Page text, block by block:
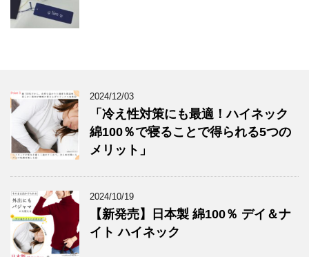
2024/12/03
「冷え性対策にも最適！ハイネック
綿100％で寝ることで得られる5つの
メリット」
2024/10/19
【新発売】日本製 綿100％ デイ＆ナ
イト ハイネック